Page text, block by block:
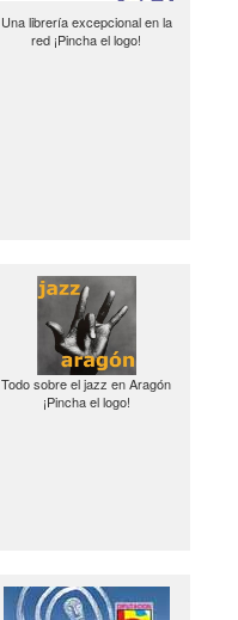
Una librería excepcional en la
red ¡Pincha el logo!
Todo sobre el jazz en Aragón
¡Pincha el logo!